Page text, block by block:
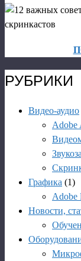
РУБРИКИ
Видео-аудио
Adobe
Графика (1)
Adobe
Новости,